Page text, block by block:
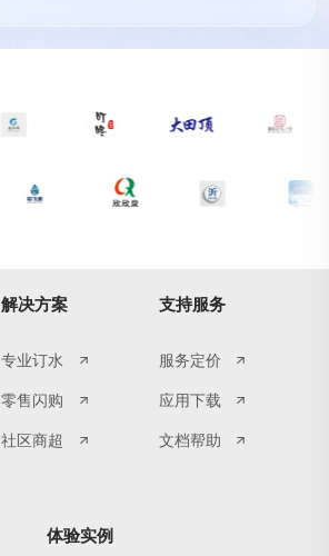
解决方案
专业订水
零售闪购
社区商超
支持服务
服务定价
应用下载
文档帮助
体验实例